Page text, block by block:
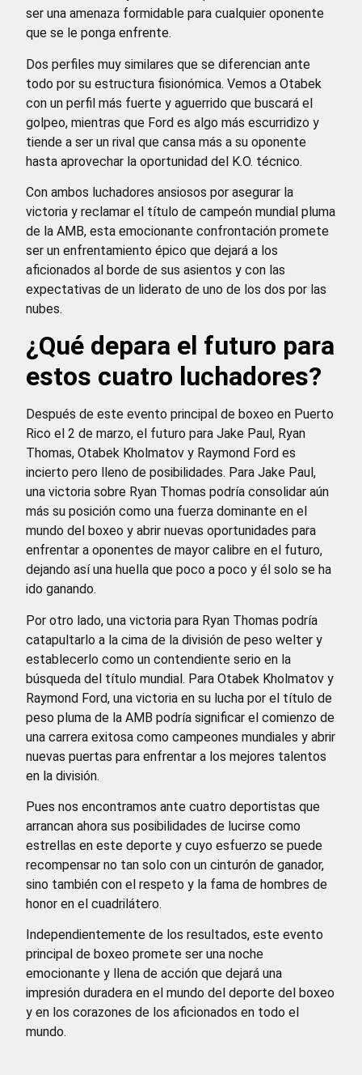
ser una amenaza formidable para cualquier oponente
que se le ponga enfrente.
Dos perfiles muy similares que se diferencian ante
todo por su estructura fisionómica. Vemos a Otabek
con un perfil más fuerte y aguerrido que buscará el
golpeo, mientras que Ford es algo más escurridizo y
tiende a ser un rival que cansa más a su oponente
hasta aprovechar la oportunidad del K.O. técnico.
Con ambos luchadores ansiosos por asegurar la
victoria y reclamar el título de campeón mundial pluma
de la AMB, esta emocionante confrontación promete
ser un enfrentamiento épico que dejará a los
aficionados al borde de sus asientos y con las
expectativas de un liderato de uno de los dos por las
nubes.
¿Qué depara el futuro para
estos cuatro luchadores?
Después de este evento principal de boxeo en Puerto
Rico el 2 de marzo, el futuro para Jake Paul, Ryan
Thomas, Otabek Kholmatov y Raymond Ford es
incierto pero lleno de posibilidades. Para Jake Paul,
una victoria sobre Ryan Thomas podría consolidar aún
más su posición como una fuerza dominante en el
mundo del boxeo y abrir nuevas oportunidades para
enfrentar a oponentes de mayor calibre en el futuro,
dejando así una huella que poco a poco y él solo se ha
ido ganando.
Por otro lado, una victoria para Ryan Thomas podría
catapultarlo a la cima de la división de peso welter y
establecerlo como un contendiente serio en la
búsqueda del título mundial. Para Otabek Kholmatov y
Raymond Ford, una victoria en su lucha por el título de
peso pluma de la AMB podría significar el comienzo de
una carrera exitosa como campeones mundiales y abrir
nuevas puertas para enfrentar a los mejores talentos
en la división.
Pues nos encontramos ante cuatro deportistas que
arrancan ahora sus posibilidades de lucirse como
estrellas en este deporte y cuyo esfuerzo se puede
recompensar no tan solo con un cinturón de ganador,
sino también con el respeto y la fama de hombres de
honor en el cuadrilátero.
Independientemente de los resultados, este evento
principal de boxeo promete ser una noche
emocionante y llena de acción que dejará una
impresión duradera en el mundo del deporte del boxeo
y en los corazones de los aficionados en todo el
mundo.